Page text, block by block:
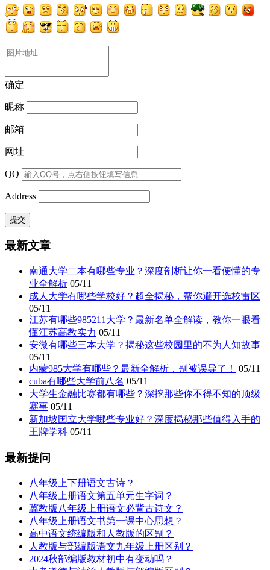
确定
昵称
邮箱
网址
QQ
Address
最新文章
南通大学二本有哪些专业？深度剖析让你一看便懂的专
业全解析 05/11
成人大学有哪些学校好？超全揭秘，帮你避开选校雷区
05/11
江苏有哪些985211大学？最新名单全解读，教你一眼看
懂江苏高教实力 05/11
安微有哪些三本大学？揭秘这些校园里的不为人知故事
05/11
内蒙985大学有哪些？最新全解析，别被误导了！
05/11
cuba有哪些大学前八名 05/11
大学生金融比赛都有哪些？深挖那些你不得不知的顶级
赛事 05/11
新加坡国立大学哪些专业好？深度揭秘那些值得入手的
王牌学科 05/11
最新提问
八年级上下册语文古诗？
八年级上册语文第五单元生字词？
冀教版八年级上册语文必背古诗文？
八年级上册语文书第一课中心思想？
高中语文统编版和人教版的区别？
人教版与部编版语文九年级上册区别？
2024秋部编版教材初中有变动吗？